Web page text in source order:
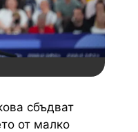
сбъдват
от малко